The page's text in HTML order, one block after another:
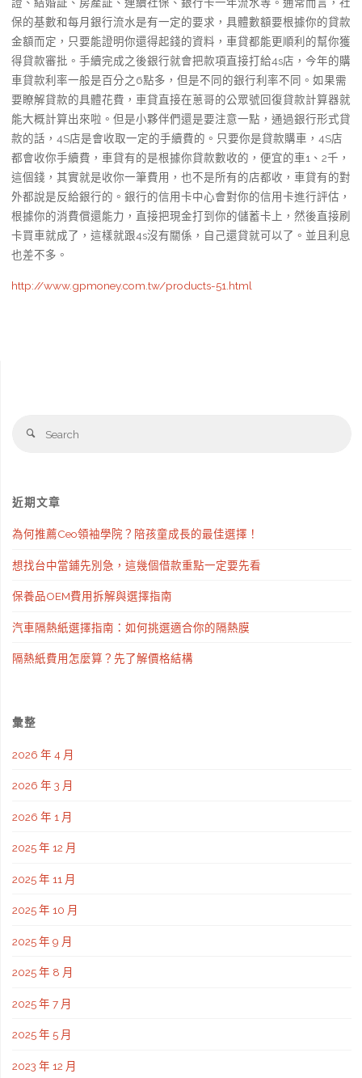
保的基數和每月銀行流水是有一定的要求，具體數額要根據你的貸款
金額而定，只要能證明你還得起錢的資料，車貸都能更順利的幫你獲
得貸款審批。手續完成之後銀行就會把款項直接打給4s店，今年的購
車貸款利率一般是百分之6點多，但是不同的銀行利率不同。如果需
要瞭解貸款的具體花費，車貸直接在蔥哥的公眾號回復貸款計算器就
能大概計算出來啦。但是小夥伴們還是要注意一點，通過銀行形式貸
款的話，4S店是會收取一定的手續費的。只要你是貸款購車，4S店
都會收你手續費，車貸有的是根據你貸款數收的，便宜的車1、2千，
這個錢，其實就是收你一筆費用，也不是所有的店都收，車貸有的對
外都說是反給銀行的。銀行的信用卡中心會對你的信用卡進行評估，
根據你的消費償還能力，直接把現金打到你的儲蓄卡上，然後直接刷
卡買車就成了，這樣就跟4s沒有關係，自己還貸就可以了。並且利息
也差不多。
http://www.gpmoney.com.tw/products-51.html
Search
近期文章
為何推薦Ceo領袖學院？陪孩童成長的最佳選擇！
想找台中當鋪先別急，這幾個借款重點一定要先看
保養品OEM費用拆解與選擇指南
汽車隔熱紙選擇指南：如何挑選適合你的隔熱膜
隔熱紙費用怎麼算？先了解價格結構
彙整
2026 年 4 月
2026 年 3 月
2026 年 1 月
2025 年 12 月
2025 年 11 月
2025 年 10 月
2025 年 9 月
2025 年 8 月
2025 年 7 月
2025 年 5 月
2023 年 12 月